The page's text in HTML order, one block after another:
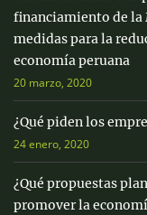
financiamiento de la
medidas para la
economía peruana
20 marzo, 2020
¿Qué piden los
24 enero, 2020
¿Qué propuestas
promover la